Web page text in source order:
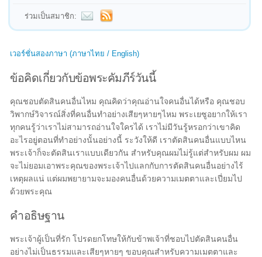
ร่วมเป็นสมาชิก:
เวอร์ชั่นสองภาษา (ภาษาไทย / English)
ข้อคิดเกี่ยวกับข้อพระคัมภีร์วันนี้
คุณชอบตัดสินคนอื่นไหม คุณคิดว่าคุณอ่านใจคนอื่นได้หรือ คุณชอบ
วิพากษ์วิจารณ์สิ่งที่คนอื่นทำอย่างเสียๆหายๆไหม พระเยซูอยากให้เรา
ทุกคนรู้ว่าเราไม่สามารถอ่านใจใครได้ เราไม่มีวันรู้หรอกว่าเขาคิด
อะไรอยู่ตอนที่ทำอย่างนั้นอย่างนี้ ระวังให้ดี เราตัดสินคนอื่นแบบไหน
พระเจ้าก็จะตัดสินเราแบบเดียวกัน สำหรับคุณผมไม่รู้แต่สำหรับผม ผม
จะไม่ยอมเอาพระคุณของพระเจ้าไปแลกกับการตัดสินคนอื่นอย่างไร้
เหตุผลแน่ แต่ผมพยายามจะมองคนอื่นด้วยความเมตตาและเปี่ยมไป
ด้วยพระคุณ
คำอธิษฐาน
พระเจ้าผู้เป็นที่รัก โปรดยกโทษให้กับข้าพเจ้าที่ชอบไปตัดสินคนอื่น
อย่างไม่เป็นธรรมและเสียๆหายๆ ขอบคุณสำหรับความเมตตาและ